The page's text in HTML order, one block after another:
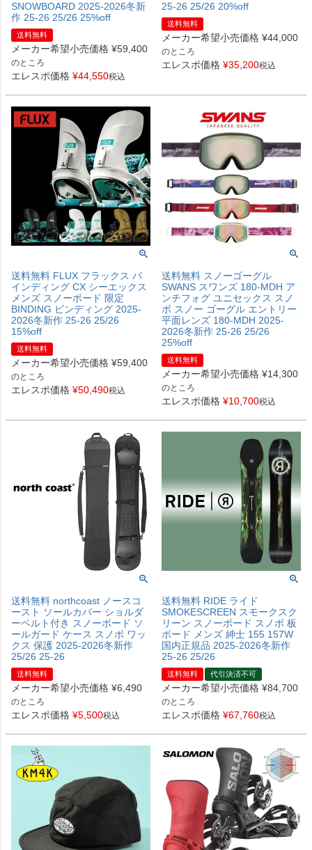
SNOWBOARD 2025-2026冬新
作 25-26 25/26 25%off
送料無料
メーカー希望小売価格 ¥59,400
のところ
エレスポ価格 ¥44,550税込
25-26 25/26 20%off
送料無料
メーカー希望小売価格 ¥44,000
のところ
エレスポ価格 ¥35,200税込
送料無料 FLUX フラックス バ
インディング CX シーエックス
メンズ スノーボード 限定
BINDING ビンディング 2025-
2026冬新作 25-26 25/26
15%off
送料無料
メーカー希望小売価格 ¥59,400
のところ
エレスポ価格 ¥50,490税込
送料無料 スノーゴーグル
SWANS スワンズ 180-MDH ア
ンチフォグ ユニセックス スノ
ボ スノー ゴーグル エントリー
平面レンズ 180-MDH 2025-
2026冬新作 25-26 25/26
25%off
送料無料
メーカー希望小売価格 ¥14,300
のところ
エレスポ価格 ¥10,700税込
送料無料 northcoast ノースコ
ースト ソールカバー ショルダ
ーベルト付き スノーボード ソ
ールガード ケース スノボ ワッ
クス 保護 2025-2026冬新作
25/26 25-26
送料無料
メーカー希望小売価格 ¥6,490
のところ
エレスポ価格 ¥5,500税込
送料無料 RIDE ライド
SMOKESCREEN スモークスク
リーン スノーボード スノボ 板
ボード メンズ 紳士 155 157W
国内正規品 2025-2026冬新作
25-26 25/26
送料無料 代引決済不可
メーカー希望小売価格 ¥84,700
のところ
エレスポ価格 ¥67,760税込